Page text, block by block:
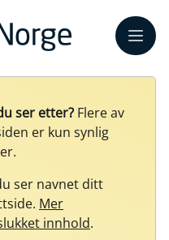
Meny
ser etter? Flere av
er kun synlig
ser navnet ditt
Mer
innhold.